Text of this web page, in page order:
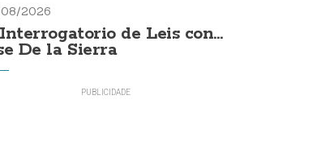
2026
de Leis con...
De la Sierra